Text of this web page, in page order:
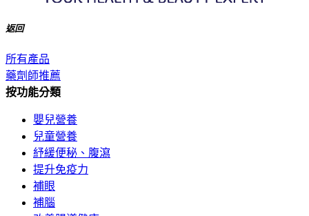
返回
所有產品
藥劑師推薦
按功能分類
嬰兒營養
兒童營養
紓緩便秘、腹瀉
提升免疫力
補眼
補腦